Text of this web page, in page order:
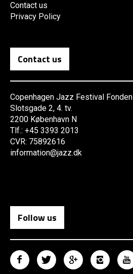
Contact us
Privacy Policy
Contact us
Copenhagen Jazz Festival Fonden
Slotsgade 2, 4. tv.
2200 København N
Tlf.: +45 3393 2013
CVR: 75892616
information@jazz.dk
Follow us